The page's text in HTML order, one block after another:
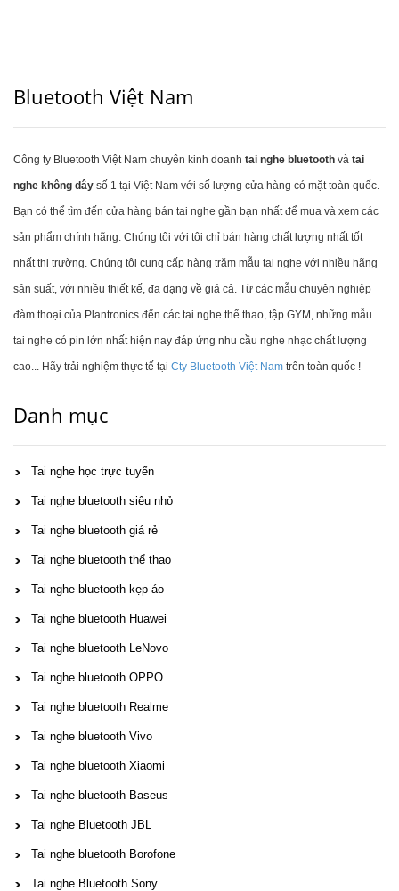
Bluetooth Việt Nam
Công ty Bluetooth Việt Nam chuyên kinh doanh tai nghe bluetooth và tai
nghe không dây số 1 tại Việt Nam với số lượng cửa hàng có mặt toàn quốc.
Bạn có thể tìm đến cửa hàng bán tai nghe gần bạn nhất để mua và xem các
sản phẩm chính hãng. Chúng tôi với tôi chỉ bán hàng chất lượng nhất tốt
nhất thị trường. Chúng tôi cung cấp hàng trăm mẫu tai nghe với nhiều hãng
sản suất, với nhiều thiết kế, đa dạng về giá cả. Từ các mẫu chuyên nghiệp
đàm thoại của Plantronics đến các tai nghe thể thao, tập GYM, những mẫu
tai nghe có pin lớn nhất hiện nay đáp ứng nhu cầu nghe nhạc chất lượng
cao... Hãy trải nghiệm thực tế tại Cty Bluetooth Việt Nam trên toàn quốc !
Danh mục
Tai nghe học trực tuyến
Tai nghe bluetooth siêu nhỏ
Tai nghe bluetooth giá rẻ
Tai nghe bluetooth thể thao
Tai nghe bluetooth kẹp áo
Tai nghe bluetooth Huawei
Tai nghe bluetooth LeNovo
Tai nghe bluetooth OPPO
Tai nghe bluetooth Realme
Tai nghe bluetooth Vivo
Tai nghe bluetooth Xiaomi
Tai nghe bluetooth Baseus
Tai nghe Bluetooth JBL
Tai nghe bluetooth Borofone
Tai nghe Bluetooth Sony